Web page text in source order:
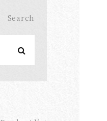
Search